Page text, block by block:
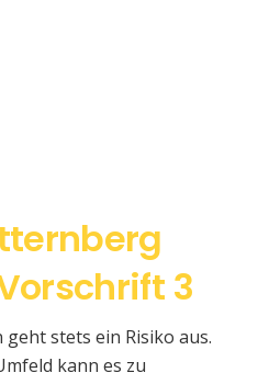
3
stets ein Risiko aus.
kann es zu